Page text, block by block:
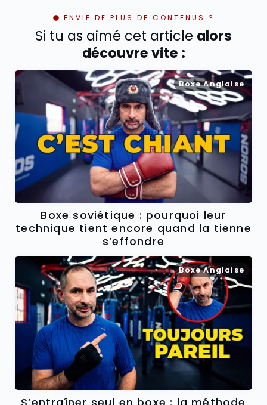
ENVIE DE PLUS DE CONTENUS ?
Si tu as aimé cet article alors
découvre vite :
Boxe Anglaise
Boxe soviétique : pourquoi leur
technique tient encore quand la tienne
s’effondre
Boxe Anglaise